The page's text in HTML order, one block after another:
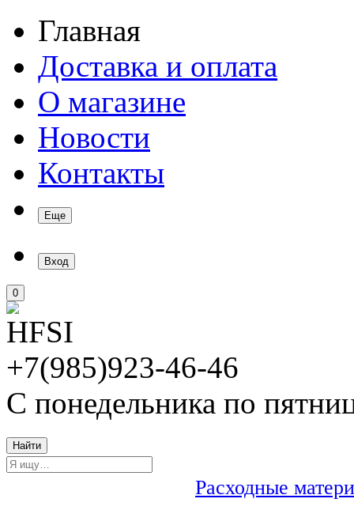
Главная
Доставка и оплата
О магазине
Новости
Контакты
Еще
Вход
0
+7(985)923-46-46
С понедельника по
Найти
Расходные